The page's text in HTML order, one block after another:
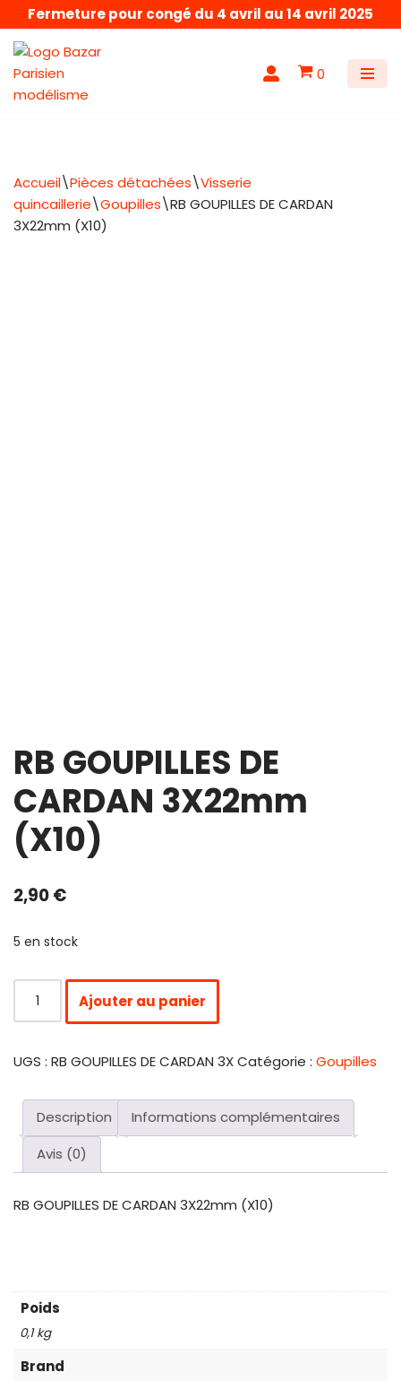
Aller
au
contenu
Fermeture pour congé du 4 avril au 14 avril 2025
0
Accueil\Pièces détachées\Visserie
quincaillerie\Goupilles\RB GOUPILLES DE CARDAN
3X22mm (X10)
RB GOUPILLES DE
CARDAN 3X22mm
(X10)
2,90€
5 en stock
Ajouter au panier
UGS : RB GOUPILLES DE CARDAN 3XCatégorie : Goupilles
Description
Informations complémentaires
Avis (0)
RB GOUPILLES DE CARDAN 3X22mm (X10)
Poids
0,1 kg
Brand